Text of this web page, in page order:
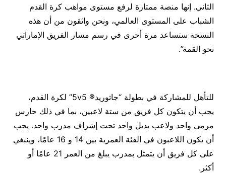
الثاني. إنها منصة ممتازة لرفع مستوى مواهب كرة القدم
الشباب على المستوى العالمي، ونحن واثقون من أن هذه
النسخة ستساعد مرة أخرى في رسم مسار الفريق الإماراتي
نحو القمة”.
للتأهل للمشاركة في بطولة “جاتوريد® 5v5” لكرة القدم،
يجب أن يتكون كل فريق من ستة لاعبين، بما في ذلك حارس
مرمى واحد ولاعب بديل واحد تحت إشراف مدرب واحد. يجب
أن يكون اللاعبون في الفئة العمرية بين 14 و 16 عامًا، وينبغي
على كل فريق أن يتمثل بمدرب يبلغ من العمر 21 عامًا أو
أكثر.